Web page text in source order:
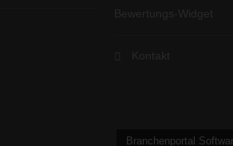
Bewertungs-Widget
Kontakt
Branchenportal